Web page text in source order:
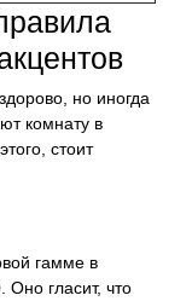
но иногда
комнату в
стоит
гамме в
Оно гласит, что